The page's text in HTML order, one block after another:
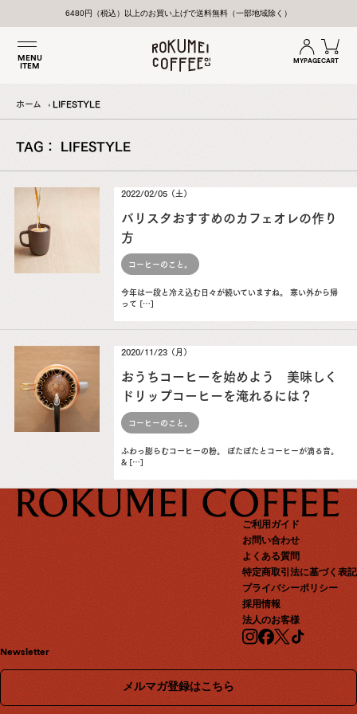
6480円（税込）以上のお買い上げで送料無料（一部地域除く）
MENU
ITEM
MYPAGECART
ホーム LIFESTYLE
TAG： LIFESTYLE
2022/02/05（土）
バリスタおすすめのカフェオレの作り
方
コーヒーのこと。
今年は一段と冷え込む日々が続いていますね。 寒い外から帰
って […]
2020/11/23（月）
おうちコーヒーを始めよう 美味しく
ドリップコーヒーを淹れるには？
コーヒーのこと。
ふわっ膨らむコーヒーの粉。 ぽたぽたとコーヒーが滴る音。
& […]
ご利用ガイド
お問い合わせ
よくある質問
特定商取引法に基づく表記
プライバシーポリシー
採用情報
法人のお客様
Newsletter
メルマガ登録はこちら